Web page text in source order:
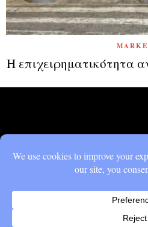
Η επιχειρηματικότητα